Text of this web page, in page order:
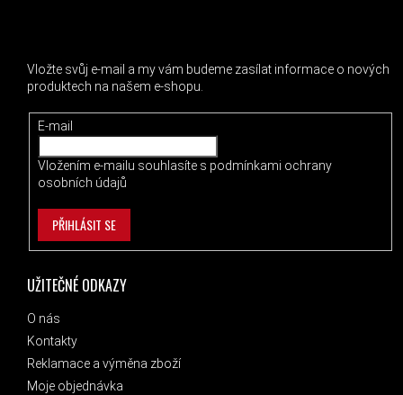
UŽITEČNÉ ODKAZY
O nás
Kontakty
Reklamace a výměna zboží
Moje objednávka
Vložte svůj e-mail a my vám budeme zasílat informace o nových
produktech na našem e-shopu.
E-mail
Vložením e-mailu souhlasíte s podmínkami ochrany
osobních údajů
PŘIHLÁSIT SE